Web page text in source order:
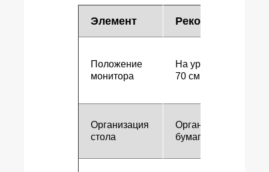
Элемент Рекомендация
Положение
монитора
На уровне глаз, 50-
70 см от лица
Организация
стола
Органайзеры для
бумаг и канцелярии